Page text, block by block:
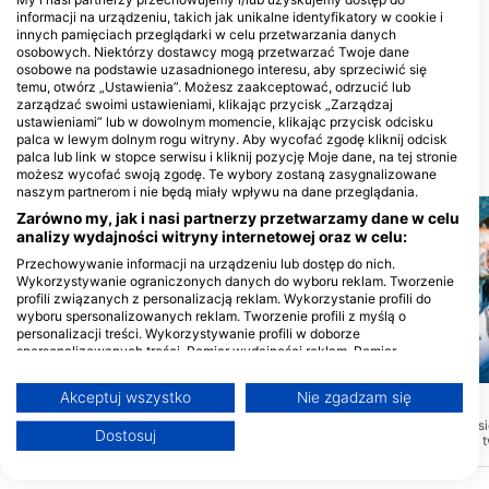
SCUBA WORLD
207 Brisbane Road, 4557
Mooloolaba, QLD - Australia
MIEJSCA NURKOWE W POBLIŻU
Big Plates(★3.7)
Big Plates może pochwalić się piękną
ekspozycją zdrowych, twardych i
miękkich koralowców. Kotwica znajduje
MKVI (★3.8)
MK6 może pochwalić
ekspozycją zdrowych,
się na głębokości ok.
informacji na urządzeniu, takich jak unikalne identyfikatory w cookie i
innych pamięciach przeglądarki w celu przetwarzania danych
osobowych. Niektórzy dostawcy mogą przetwarzać Twoje dane
osobowe na podstawie uzasadnionego interesu, aby sprzeciwić się
temu, otwórz „Ustawienia”. Możesz zaakceptować, odrzucić lub
zarządzać swoimi ustawieniami, klikając przycisk „Zarządzaj
ustawieniami” lub w dowolnym momencie, klikając przycisk odcisku
palca w lewym dolnym rogu witryny. Aby wycofać zgodę kliknij odcisk
palca lub link w stopce serwisu i kliknij pozycję Moje dane, na tej stronie
możesz wycofać swoją zgodę. Te wybory zostaną zasygnalizowane
naszym partnerom i nie będą miały wpływu na dane przeglądania.
Zarówno my, jak i nasi partnerzy przetwarzamy dane w celu
analizy wydajności witryny internetowej oraz w celu:
Przechowywanie informacji na urządzeniu lub dostęp do nich.
Wykorzystywanie ograniczonych danych do wyboru reklam. Tworzenie
profili związanych z personalizacją reklam. Wykorzystanie profili do
wyboru spersonalizowanych reklam. Tworzenie profili z myślą o
personalizacji treści. Wykorzystywanie profili w doborze
spersonalizowanych treści. Pomiar wydajności reklam. Pomiar
kombinacji danych z różnych źródeł. Opracowywanie i ulepszanie usług.
Wykorzystywanie ograniczonych danych do wyboru treści
Więcej informacji na temat wykorzystania danych przez Google można
znaleźć tutaj: https://business.safety.google/privacy/
Akceptuj wszystko Nie zgadzam się
Dostosuj